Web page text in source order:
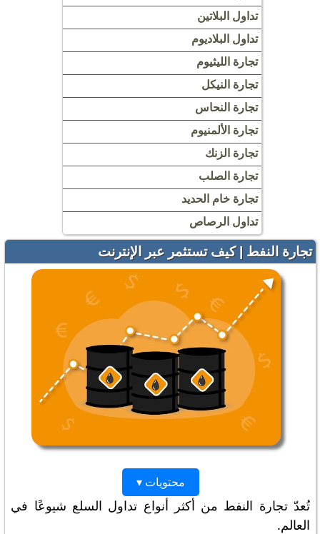
تداول البلاتين
تداول البلاديوم
تجارة الليثيوم
تجارة النيكل
تجارة النحاس
تجارة الألمنيوم
تجارة الزنك
تجارة الصلب
تجارة خام الحديد
تداول الرصاص
تجارة النفط | كيف تستثمر عبر الإنترنت
محتويات ▾
تُعدّ تجارة النفط من أكثر أنواع تداول السلع شيوعًا في
العالم.